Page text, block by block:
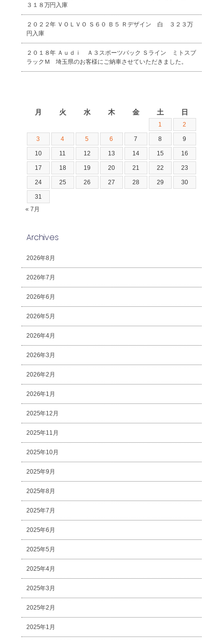
３１８万円入庫
２０２２年 ＶＯＬＶＯ Ｓ６０ Ｂ５ Ｒデザイン 白 ３２３万
円入庫
２０１８年 Ａｕｄｉ Ａ３スポーツバック Ｓライン ミトスブ
ラックＭ 埼玉県のお客様にご納車させていただきました。
月 火 水 木 金 土 日
1 2
3 4 5 6 7 8 9
10 11 12 13 14 15 16
17 18 19 20 21 22 23
24 25 26 27 28 29 30
31
« 7月
Archives
2026年8月
2026年7月
2026年6月
2026年5月
2026年4月
2026年3月
2026年2月
2026年1月
2025年12月
2025年11月
2025年10月
2025年9月
2025年8月
2025年7月
2025年6月
2025年5月
2025年4月
2025年3月
2025年2月
2025年1月